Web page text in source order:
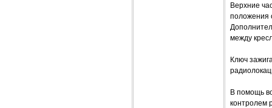
Верхние
положения
между
Ключ
В помощь
контролем